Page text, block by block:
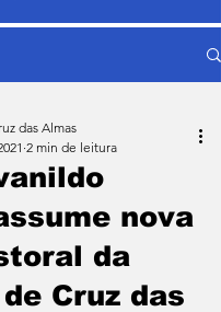
nova
da
Cruz das
das Almas
2 min de leitura